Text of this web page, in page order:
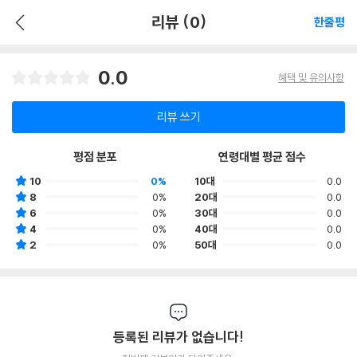
리뷰 (0) 한줄평
0.0 혜택 및 유의사항
리뷰 쓰기
평점 분포
10
0%
8
0%
6
0%
4
0%
2
0%
연령대별 평균 점수
10대
0.0
20대
0.0
30대
0.0
40대
0.0
50대
0.0
등록된 리뷰가 없습니다!